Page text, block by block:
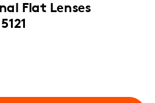
Flat Lenses